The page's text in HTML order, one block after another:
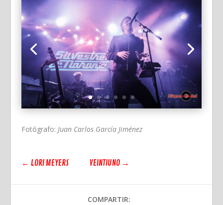
Fotógrafo: Juan Carlos García Jiménez
← LORI MEYERS VEINTIUNO→
COMPARTIR: